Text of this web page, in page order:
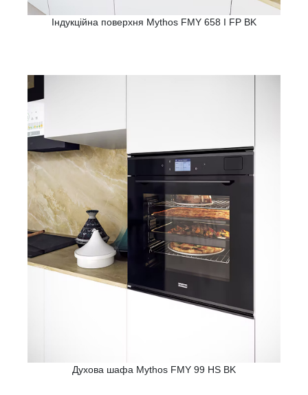
Індукційна поверхня Mythos FMY 658 I FP BK
Духова шафа Mythos FMY 99 HS BK